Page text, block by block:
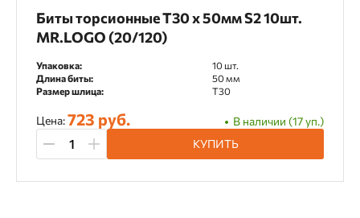
Биты торсионные T30 х 50мм S2 10шт.
MR.LOGO (20/120)
Упаковка:
10 шт.
Длина биты:
50 мм
Размер шлица:
T30
Цена:723 руб.
В наличии (17 уп.)
КУПИТЬ